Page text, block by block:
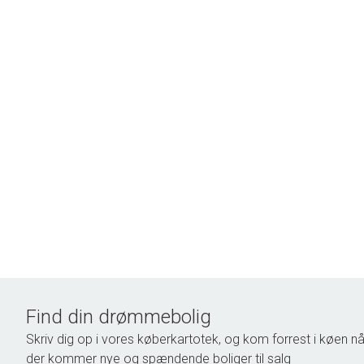
Find din drømmebolig
Skriv dig op i vores køberkartotek, og kom forrest i køen
der kommer nye og spændende boliger til salg